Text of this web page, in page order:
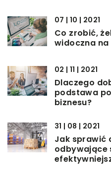
07 | 10 | 2021
Co zrobić,
widoczna na
02 | 11 | 2021
Dlaczego
podstawa
biznesu?
31 | 08 | 2021
Jak sprawić
odbywające